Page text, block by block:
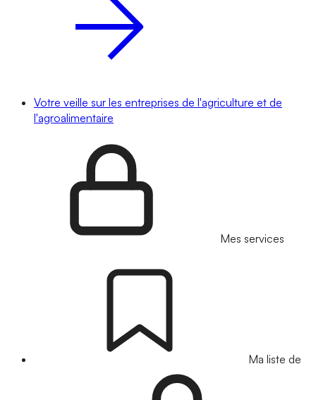
Votre veille sur les entreprises de l'agriculture et de
l'agroalimentaire
Mes services
Ma liste de